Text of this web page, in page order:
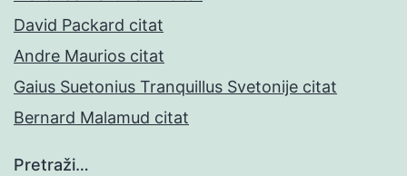
David Packard citat
Andre Maurios citat
Gaius Suetonius Tranquillus Svetonije citat
Bernard Malamud citat
Pretraži…